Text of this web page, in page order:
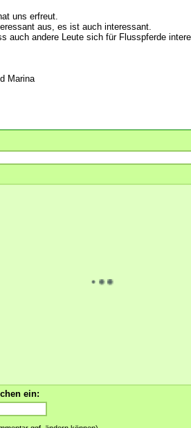
uns erfreut.
aus, es ist auch interessant.
auch andere Leute sich für Flusspferde
Marina
ein: